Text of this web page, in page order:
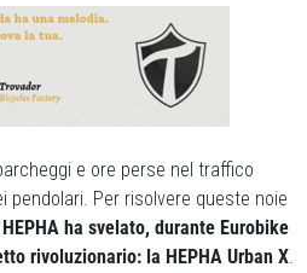
e ore perse nel traffico
pendolari. Per risolvere queste noie
ha svelato, durante Eurobike
rivoluzionario: la HEPHA Urban X.